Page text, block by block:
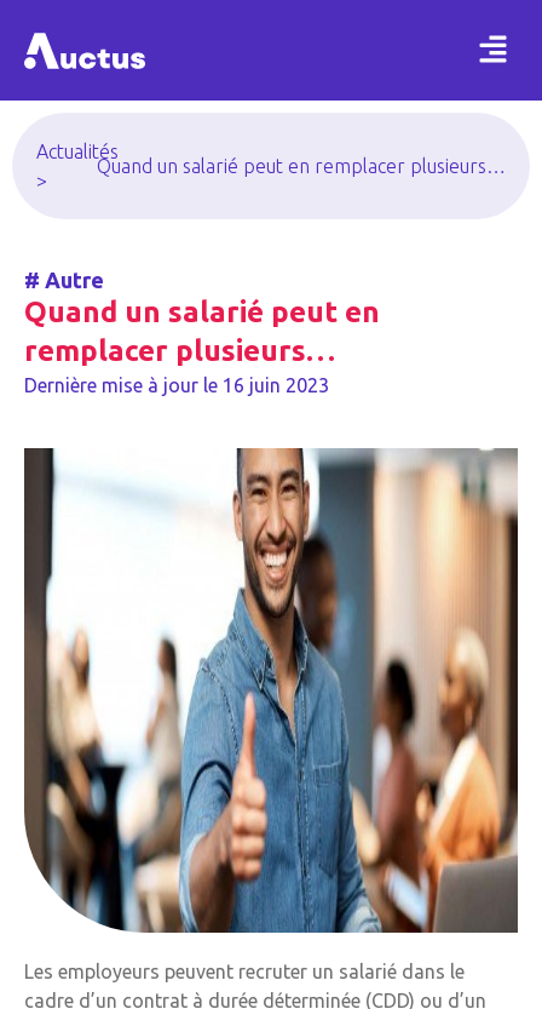
Actualités
>
Quand un salarié peut en remplacer plusieurs…
# Autre
Quand un salarié peut en
remplacer plusieurs…
Dernière mise à jour le 16 juin 2023
Les employeurs peuvent recruter un salarié dans le
cadre d’un contrat à durée déterminée (CDD) ou d’un